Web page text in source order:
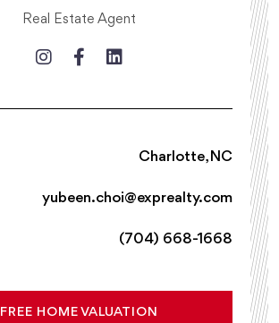
Real Estate Agent
Charlotte, NC
yubeen.choi@exprealty.com
(704) 668-1668
FREE HOME VALUATION